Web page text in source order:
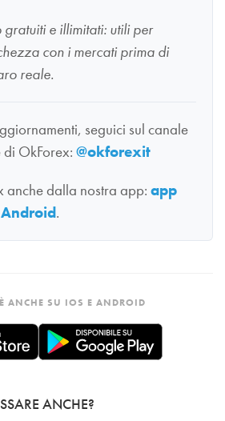
gratuiti e illimitati: utili per
con i mercati prima di
reale.
seguici sul canale
OkForex: @okforexit
anche dalla nostra app: app
.
ANCHE SU IOS E ANDROID
ANCHE?